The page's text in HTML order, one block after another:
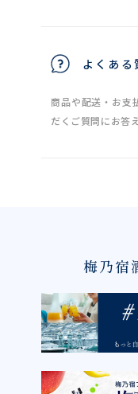
よくある
商品や配送・お支
だくご質問にお答
梅乃宿